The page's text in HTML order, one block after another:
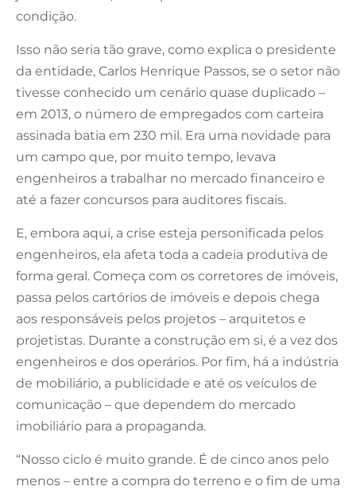
condição.
Isso não seria tão grave, como explica o presidente
da entidade, Carlos Henrique Passos, se o setor não
tivesse conhecido um cenário quase duplicado –
em 2013, o número de empregados com carteira
assinada batia em 230 mil. Era uma novidade para
um campo que, por muito tempo, levava
engenheiros a trabalhar no mercado financeiro e
até a fazer concursos para auditores fiscais.
E, embora aqui, a crise esteja personificada pelos
engenheiros, ela afeta toda a cadeia produtiva de
forma geral. Começa com os corretores de imóveis,
passa pelos cartórios de imóveis e depois chega
aos responsáveis pelos projetos – arquitetos e
projetistas. Durante a construção em si, é a vez dos
engenheiros e dos operários. Por fim, há a indústria
de mobiliário, a publicidade e até os veículos de
comunicação – que dependem do mercado
imobiliário para a propaganda.
“Nosso ciclo é muito grande. É de cinco anos pelo
menos – entre a compra do terreno e o fim de uma